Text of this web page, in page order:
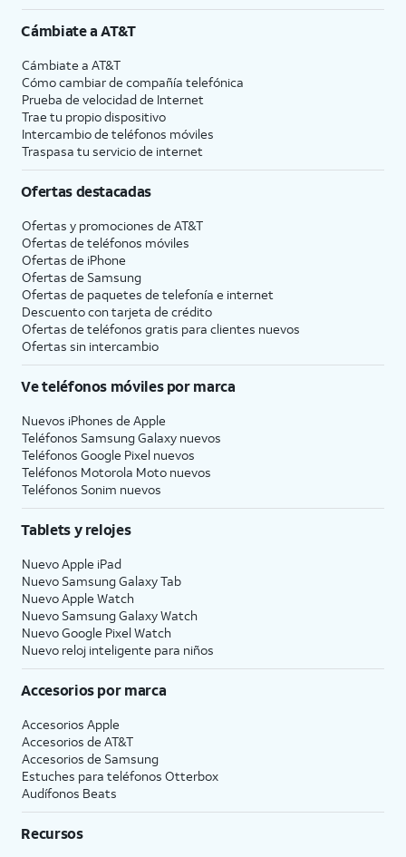
Cámbiate aAT&T
Cámbiate a AT&T
Cómo cambiar de compañía telefónica
Prueba de velocidad de Internet
Trae tu propio dispositivo
Intercambio de teléfonos móviles
Traspasa tu servicio de internet
Ofertas destacadas
Ofertas y promociones de AT&T
Ofertas de teléfonos móviles
Ofertas de iPhone
Ofertas de Samsung
Ofertas de paquetes de telefonía e internet
Descuento con tarjeta de crédito
Ofertas de teléfonos gratis para clientes nuevos
Ofertas sin intercambio
Ve teléfonos móviles por marca
Nuevos iPhones de Apple
Teléfonos Samsung Galaxy nuevos
Teléfonos Google Pixel nuevos
Teléfonos Motorola Moto nuevos
Teléfonos Sonim nuevos
Tablets y relojes
Nuevo Apple iPad
Nuevo Samsung Galaxy Tab
Nuevo Apple Watch
Nuevo Samsung Galaxy Watch
Nuevo Google Pixel Watch
Nuevo reloj inteligente para niños
Accesorios por marca
Accesorios Apple
Accesorios de AT&T
Accesorios de Samsung
Estuches para teléfonos Otterbox
Audífonos Beats
Recursos